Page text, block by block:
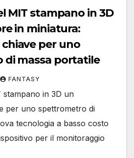
MIT stampano in 3D
in miniatura:
per uno
massa portatile
FANTASY
stampano in 3D un
per uno spettrometro di
tecnologia a basso costo
per il monitoraggio